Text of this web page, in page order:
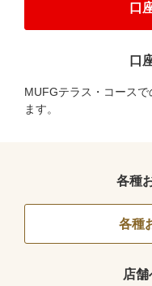
口
口
MUFGテラス・コース
ます。
各種
各種
店